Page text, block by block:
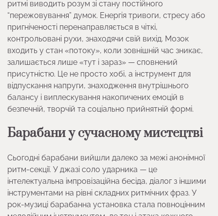
ритмі виводить розум зі стану постійного
“пережовування” думок. Енергія тривоги, стресу або
пригніченості перенаправляється в чіткі,
контрольовані рухи, знаходячи свій вихід. Мозок
входить у стан «потоку», коли зовнішній час зникає,
залишається лише «тут і зараз» — сповнений
присутністю. Це не просто хобі, а інструмент для
відпускання напруги, знаходження внутрішнього
балансу і виплескування накопичених емоцій в
безпечній, творчій та соціально прийнятній формі.
Барабани у сучасному мистецтві
Сьогодні барабани вийшли далеко за межі анонімної
ритм-секції. У джазі соло ударника — це
інтелектуальна імпровізаційна бесіда, діалог з іншими
інструментами на рівні складних ритмічних фраз. У
рок-музиці барабанна установка стала повноцінним